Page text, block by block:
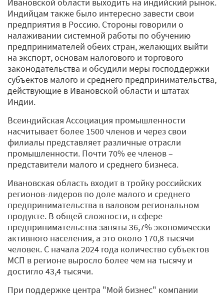
Индийцам также было интересно завести свои
предприятия в Россию. Стороны говорили о
налаживании системной работы по обучению
предпринимателей обеих стран, желающих выйти
на экспорт, основам налогового и торгового
законодательства и обсудили меры господдержки
субъектов малого и среднего предпринимательства,
действующие в Ивановской области и штатах
Индии.
Всеиндийская Ассоциация промышленности
насчитывает более 1500 членов и через свои
филиалы представляет различные отрасли
промышленности. Почти 70% ее членов –
представители малого и среднего бизнеса.
Ивановская область входит в тройку российских
регионов-лидеров по доле малого и среднего
предпринимательства в валовом региональном
продукте. В общей сложности, в сфере
предпринимательства заняты 36,7% экономически
активного населения, а это около 170,8 тысячи
человек. С начала 2024 года количество субъектов
МСП в регионе выросло более чем на тысячу и
достигло 43,4 тысячи.
При поддержке центра "Мой бизнес" компании